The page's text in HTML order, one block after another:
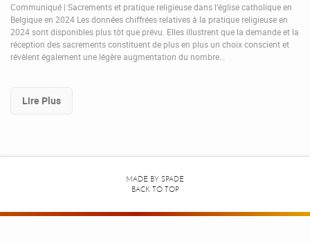
Communiqué | Sacrements et pratique religieuse dans l’église catholique en
Belgique en 2024 Les données chiffrées relatives à la pratique religieuse en
2024 sont disponibles plus tôt que prévu. Elles illustrent que la demande et la
réception des sacrements constituent de plus en plus un choix conscient et
révèlent également une légère augmentation du nombre…
Lire Plus
MADE BY SPADE
BACK TO TOP